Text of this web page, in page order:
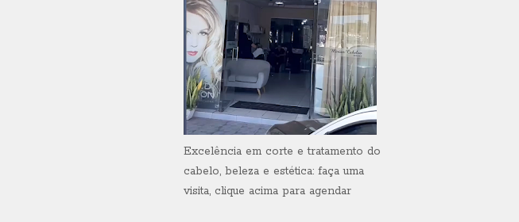
Excelência em corte e tratamento do
cabelo, beleza e estética: faça uma
visita, clique acima para agendar